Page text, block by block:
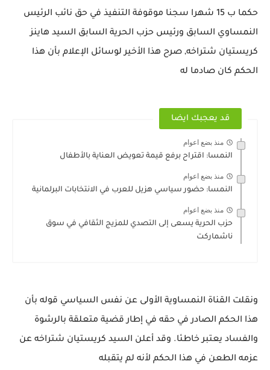
حكما ب 15 شهرا سجنا موقوفة التنفيذ في حق نائب الرئيس
النمساوي السابق ورئيس حزب الحرية السابق السيد هاينز
كريستيان شتراخه, صرح هذا الأخير لوسائل الإعلام بأن هذا
الحكم كان صادما له
قد يعجبك ايضا
منذ بضع اعوام
النمسا: اقتراح برفع قيمة تعويض العناية بالأطفال
منذ بضع اعوام
النمسا: حضور سياسي هزيل للعرب في الانتخابات البرلمانية
منذ بضع اعوام
حزب الحرية يسعى إلى التصدي للمزيج الثقافي في سوق
ناشماركت
ونقلت القناة النمساوية الأولى عن نفس السياسي قوله بأن
هذا الحكم الصادر في حقه في إطار قضية متعلقة بالرشوة
والفساد يعتبر خاطئا. وقد أعلن السيد كريستيان شتراخه عن
عزمه الطعن في هذا الحكم لأنه لم يتقبله